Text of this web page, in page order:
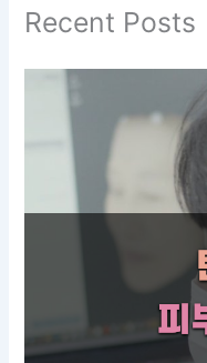
Recent Posts